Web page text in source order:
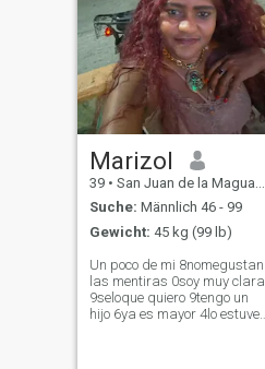
Marizol
39 • San Juan de la Maguana, San Juan, Dom. Rep.
Suche: Männlich 46 - 99
Gewicht: 45 kg (99 lb)
Un poco de mi 8nomegustan
las mentiras 0soy muy clara
9seloque quiero 9tengo un
hijo 6ya es mayor 4lo estuve